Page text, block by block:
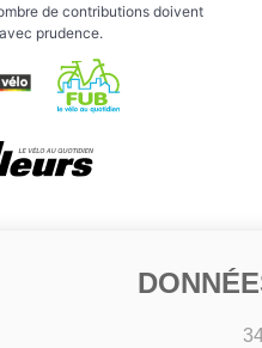
de contributions doivent
prudence.